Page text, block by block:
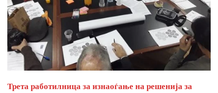
Трета работилница за изнаоѓање на решенија за